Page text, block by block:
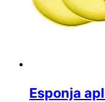
Esponja